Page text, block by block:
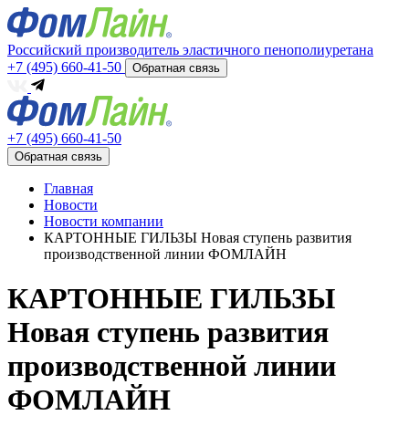
Российский производитель эластичного пенополиуретана
+7 (495) 660-41-50
Обратная связь
+7 (495) 660-41-50
Обратная связь
Главная
Новости
Новости компании
КАРТОННЫЕ ГИЛЬЗЫ Новая ступень развития
производственной линии ФОМЛАЙН
КАРТОННЫЕ ГИЛЬЗЫ
Новая ступень развития
производственной линии
ФОМЛАЙН